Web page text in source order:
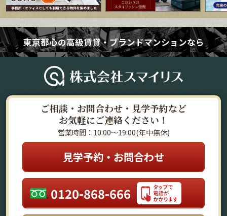
東京都心の高級賃貸・ブランドマンションなら
ご相談・お問合わせ・見学予約など
お気軽にご連絡ください！
営業時間：10:00～19:00(年中無休)
見学予約・お問合わせ
0120-868-666